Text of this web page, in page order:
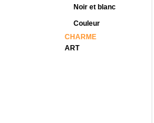
Noir et blanc
Couleur
CHARME
ART